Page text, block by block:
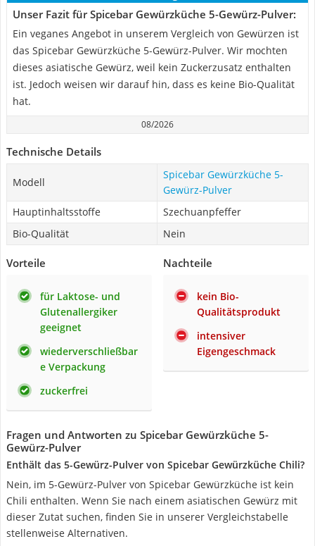
Unser Fazit für Spicebar Gewürzküche 5-Gewürz-Pulver:
Ein veganes Angebot in unserem Vergleich von Gewürzen ist
das Spicebar Gewürzküche 5-Gewürz-Pulver. Wir mochten
dieses asiatische Gewürz, weil kein Zuckerzusatz enthalten
ist. Jedoch weisen wir darauf hin, dass es keine Bio-Qualität
hat.
08/2026
Technische Details
Modell
Spicebar Gewürzküche 5-
Gewürz-Pulver
Hauptinhaltsstoffe
Szechuanpfeffer
Bio-Qualität
Nein
Vorteile
für Laktose- und
Glutenallergiker
geeignet
wiederverschließbar
e Verpackung
zuckerfrei
Nachteile
kein Bio-
Qualitätsprodukt
intensiver
Eigengeschmack
Fragen und Antworten zu Spicebar Gewürzküche 5-
Gewürz-Pulver
Enthält das 5-Gewürz-Pulver von Spicebar Gewürzküche Chili?
Nein, im 5-Gewürz-Pulver von Spicebar Gewürzküche ist kein
Chili enthalten. Wenn Sie nach einem asiatischen Gewürz mit
dieser Zutat suchen, finden Sie in unserer Vergleichstabelle
stellenweise Alternativen.